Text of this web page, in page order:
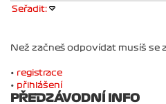
Seřadit:
Než začneš odpovídat musíš se
• registrace
• přihlášení
PŘEDZÁVODNÍ INFO